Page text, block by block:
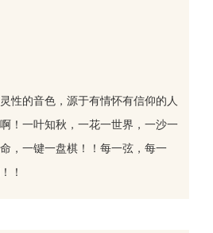
性的音色，源于有情怀有信仰的人
！一叶知秋，一花一世界，一沙一
，一键一盘棋！！每一弦，每一
！